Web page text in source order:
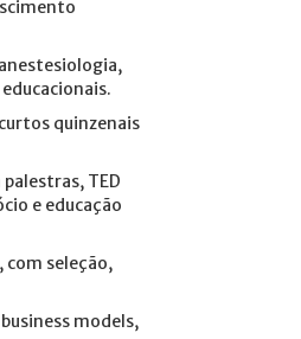
quinzenais
TED
e educação
com seleção,
models,